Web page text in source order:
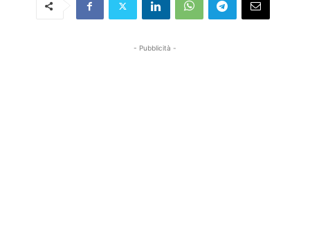
- Pubblicità -